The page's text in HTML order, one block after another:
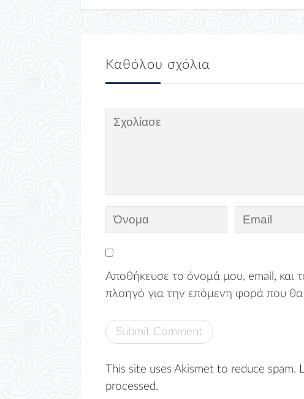
Καθόλου σχόλια
Αποθήκευσε το όνομά μου, email, και
πλοηγό για την επόμενη φορά που
This site uses Akismet to reduce spam.
processed.